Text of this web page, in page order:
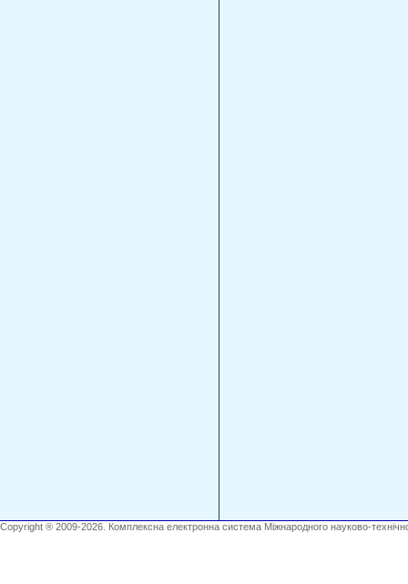
Copyright ® 2009-2026. Комплексна електронна система Міжнародного науково-